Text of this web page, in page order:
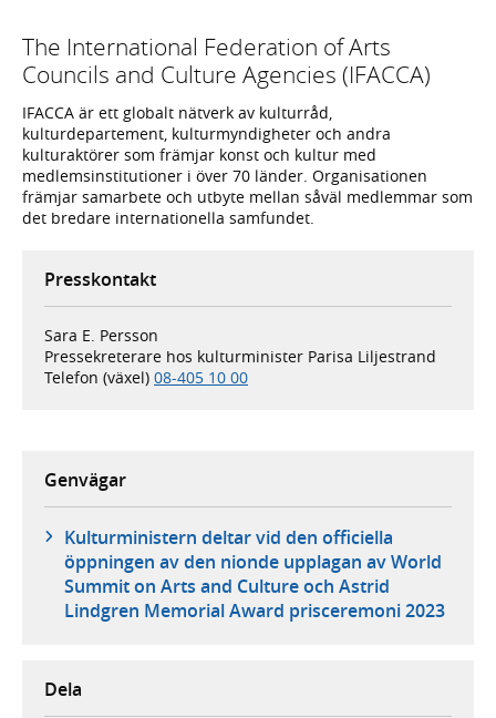
The International Federation of Arts
Councils and Culture Agencies (IFACCA)
IFACCA är ett globalt nätverk av kulturråd,
kulturdepartement, kulturmyndigheter och andra
kulturaktörer som främjar konst och kultur med
medlemsinstitutioner i över 70 länder. Organisationen
främjar samarbete och utbyte mellan såväl medlemmar som
det bredare internationella samfundet.
Presskontakt
Sara E. Persson
Pressekreterare hos kulturminister Parisa Liljestrand
Telefon (växel) 08-405 10 00
Genvägar
Kulturministern deltar vid den officiella
öppningen av den nionde upplagan av World
Summit on Arts and Culture och Astrid
Lindgren Memorial Award prisceremoni 2023
Dela